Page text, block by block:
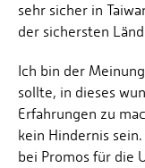
sehr sicher in
der sichersten
Ich bin der
sollte, in dieses
Erfahrungen zu
kein Hindernis
bei Promos für die